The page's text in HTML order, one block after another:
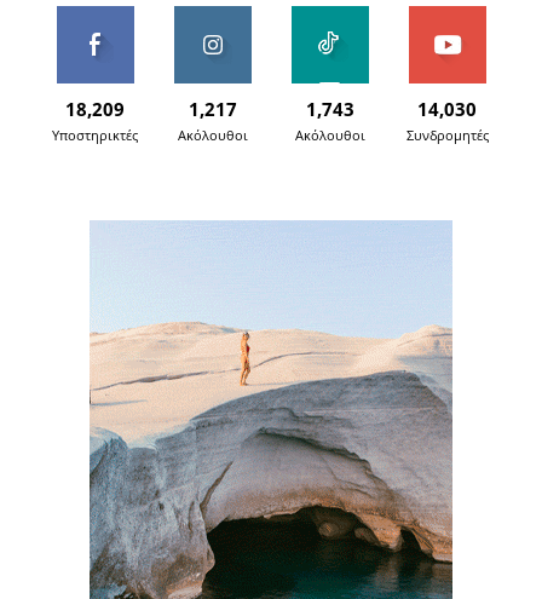
18,209
Υποστηρικτές
1,217
Ακόλουθοι
1,743
Ακόλουθοι
14,030
Συνδρομητές